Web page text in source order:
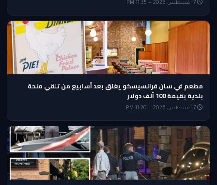
مطعم في سان فرانسيسكو يغلق بعد أسابيع من تلقي منحة
بلدية بقيمة 100 ألف دولار